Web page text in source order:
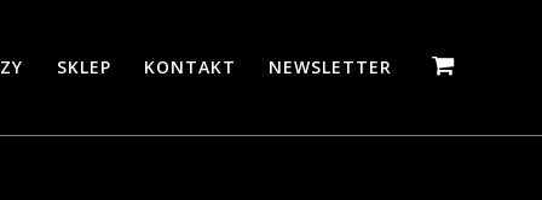
SKLEP KONTAKT NEWSLETTER